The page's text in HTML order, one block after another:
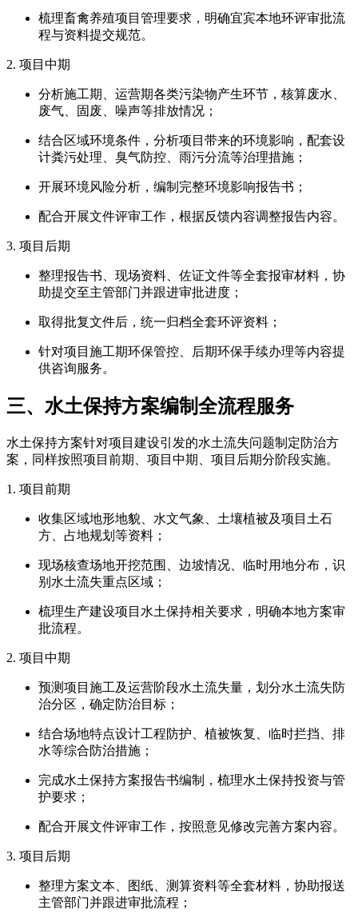
梳理畜禽养殖项目管理要求，明确宜宾本地环评审批流
程与资料提交规范。
2. 项目中期
分析施工期、运营期各类污染物产生环节，核算废水、
废气、固废、噪声等排放情况；
结合区域环境条件，分析项目带来的环境影响，配套设
计粪污处理、臭气防控、雨污分流等治理措施；
开展环境风险分析，编制完整环境影响报告书；
配合开展文件评审工作，根据反馈内容调整报告内容。
3. 项目后期
整理报告书、现场资料、佐证文件等全套报审材料，协
助提交至主管部门并跟进审批进度；
取得批复文件后，统一归档全套环评资料；
针对项目施工期环保管控、后期环保手续办理等内容提
供咨询服务。
三、水土保持方案编制全流程服务
水土保持方案针对项目建设引发的水土流失问题制定防治方
案，同样按照项目前期、项目中期、项目后期分阶段实施。
1. 项目前期
收集区域地形地貌、水文气象、土壤植被及项目土石
方、占地规划等资料；
现场核查场地开挖范围、边坡情况、临时用地分布，识
别水土流失重点区域；
梳理生产建设项目水土保持相关要求，明确本地方案审
批流程。
2. 项目中期
预测项目施工及运营阶段水土流失量，划分水土流失防
治分区，确定防治目标；
结合场地特点设计工程防护、植被恢复、临时拦挡、排
水等综合防治措施；
完成水土保持方案报告书编制，梳理水土保持投资与管
护要求；
配合开展文件评审工作，按照意见修改完善方案内容。
3. 项目后期
整理方案文本、图纸、测算资料等全套材料，协助报送
主管部门并跟进审批流程；